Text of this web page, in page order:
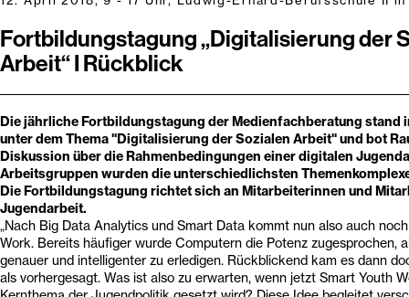
Fortbildungstagung „Digitalisierung der
Arbeit“ I Rückblick
Die jährliche Fortbildungstagung der Medienfachberatung stand
unter dem Thema "Digitalisierung der Sozialen Arbeit" und bot
Diskussion über die Rahmenbedingungen einer digitalen
Arbeitsgruppen wurden die unterschiedlichsten
Die Fortbildungstagung richtet sich an Mitarbeiterinnen und
Jugendarbeit.
„Nach Big Data Analytics und Smart Data kommt nun also auch
Work. Bereits häufiger wurde Computern die Potenz zugesprochen,
genauer und intelligenter zu erledigen. Rückblickend kam es dann
als vorhergesagt. Was ist also zu erwarten, wenn jetzt Smart Youth